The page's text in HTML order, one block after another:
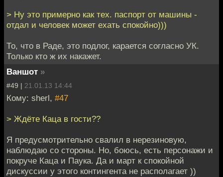
> Ну это примерно как тех. паспорт от машины -
отдал и человек может ехать спокойно)))
То, что в Раде, это подлог, карается согласно УК.
Только кто ж их накажет.
Ваншот »
#49 | 21.01.13 14:44
Кому: sherl, #47
> Ждёте Каца в гости??
Я предусмотрительно свалил в нерезиновую,
наблюдаю со стороны. Но, боюсь, есть персонажи и
покруче Каца и Паука. Да и март к спокойной
дискуссии у этого контингента не располагает ))